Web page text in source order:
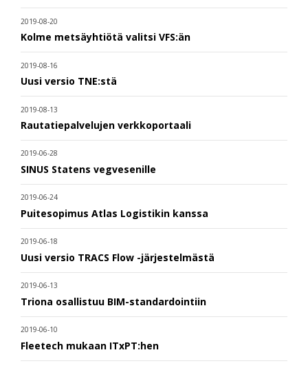
2019-08-20
Kolme metsäyhtiötä valitsi VFS:än
2019-08-16
Uusi versio TNE:stä
2019-08-13
Rautatiepalvelujen verkkoportaali
2019-06-28
SINUS Statens vegvesenille
2019-06-24
Puitesopimus Atlas Logistikin kanssa
2019-06-18
Uusi versio TRACS Flow -järjestelmästä
2019-06-13
Triona osallistuu BIM-standardointiin
2019-06-10
Fleetech mukaan ITxPT:hen